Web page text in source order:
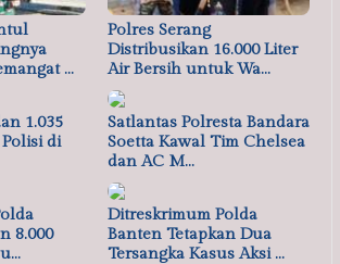
…
Polres Serang
Distribusikan 16.000 Liter
Air Bersih untuk Wa…
1.035
di
Satlantas Polresta Bandara
Soetta Kawal Tim Chelsea
dan AC M…
8.000
Ditreskrimum Polda
Banten Tetapkan Dua
Tersangka Kasus Aksi …